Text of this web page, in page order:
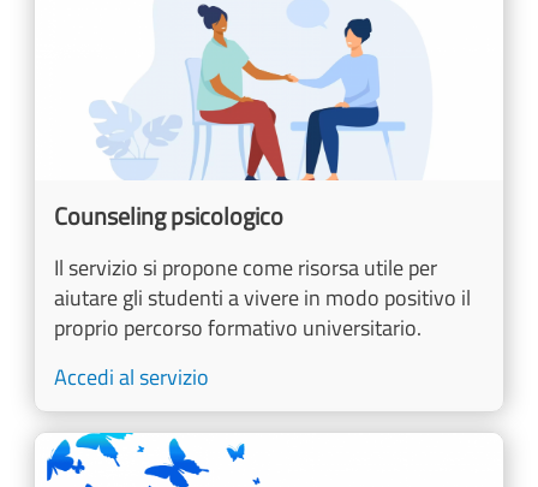
Counseling psicologico
Il servizio si propone come risorsa utile per
aiutare gli studenti a vivere in modo positivo il
proprio percorso formativo universitario.
Accedi al servizio
Image